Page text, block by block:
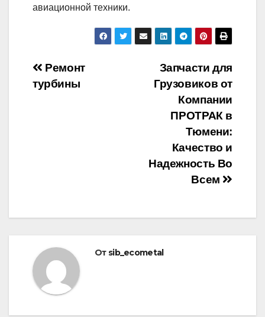
авиационной техники.
Навигация
по
Запчасти для
Грузовиков от
Компании
ПРОТРАК в
Тюмени:
Качество и
Надежность Во
Всем
Ремонт
турбины
От sib_ecometal